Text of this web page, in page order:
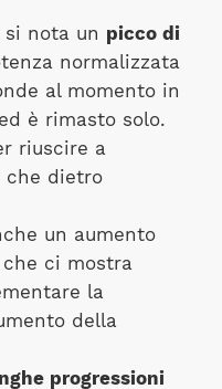
nota un picco di
normalizzata
al momento in
è rimasto solo.
riuscire a
che dietro
un aumento
ci mostra
la
della
progressioni